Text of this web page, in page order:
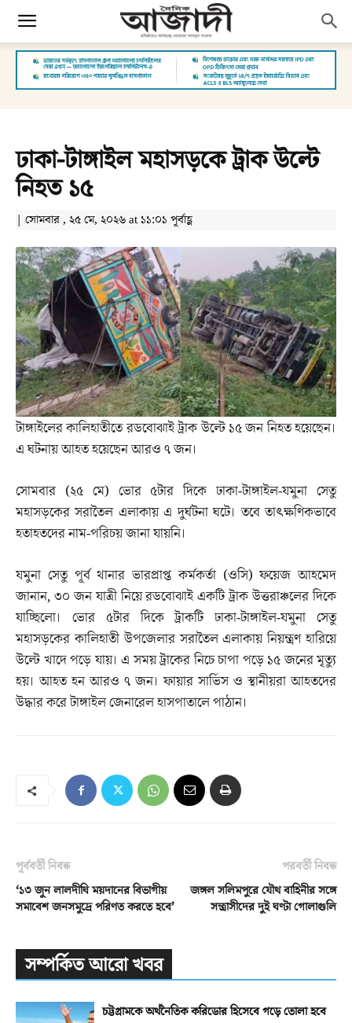
ঢাকা-টাঙ্গাইল মহাসড়কে ট্রাক উল্টে
নিহত ১৫
| সোমবার , ২৫ মে, ২০২৬ at ১১:০১ পূর্বাহ্ণ
টাঙ্গাইলের কালিহাতীতে রডবোঝাই ট্রাক উল্টে ১৫ জন নিহত হয়েছেন।
এ ঘটনায় আহত হয়েছেন আরও ৭ জন।
সোমবার (২৫ মে) ভোর ৫টার দিকে ঢাকা-টাঙ্গাইল-যমুনা সেতু
মহাসড়কের সরাতৈল এলাকায় এ দুর্ঘটনা ঘটে। তবে তাৎক্ষণিকভাবে
হতাহতদের নাম-পরিচয় জানা যায়নি।
যমুনা সেতু পূর্ব থানার ভারপ্রাপ্ত কর্মকর্তা (ওসি) ফয়েজ আহমেদ
জানান, ৩০ জন যাত্রী নিয়ে রডবোঝাই একটি ট্রাক উত্তরাঞ্চলের দিকে
যাচ্ছিলো। ভোর ৫টার দিকে ট্রাকটি ঢাকা-টাঙ্গাইল-যমুনা সেতু
মহাসড়কের কালিহাতী উপজেলার সরাতৈল এলাকায় নিয়ন্ত্রণ হারিয়ে
উল্টে খাদে পড়ে যায়। এ সময় ট্রাকের নিচে চাপা পড়ে ১৫ জনের মৃত্যু
হয়। আহত হন আরও ৭ জন। ফায়ার সার্ভিস ও স্থানীয়রা আহতদের
উদ্ধার করে টাঙ্গাইল জেনারেল হাসপাতালে পাঠান।
পূর্ববর্তী নিবন্ধ
‘১৩ জুন লালদীঘি ময়দানের বিভাগীয়
সমাবেশ জনসমুদ্রে পরিণত করতে হবে’
পরবর্তী নিবন্ধ
জঙ্গল সলিমপুরে যৌথ বাহিনীর সঙ্গে
সন্ত্রাসীদের দুই ঘণ্টা গোলাগুলি
সম্পর্কিত আরো খবর
চট্টগ্রামকে অর্থনৈতিক করিডোর হিসেবে গড়ে তোলা হবে